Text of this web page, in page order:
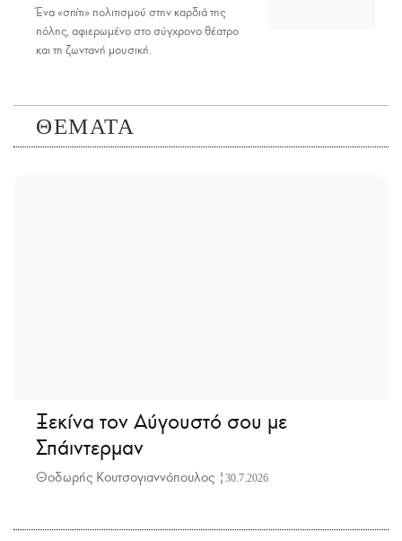
Ένα «σπίτι» πολιτισμού στην καρδιά της
πόλης, αφιερωμένο στο σύγχρονο θέατρο
και τη ζωντανή μουσική.
ΘΕΜΑΤΑ
Ξεκίνα τον Αύγουστό σου με
Σπάιντερμαν
Θοδωρής Κουτσογιαννόπουλος | 30.7.2026